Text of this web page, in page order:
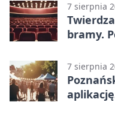
7 sierpnia
bramy.
7 sierpnia